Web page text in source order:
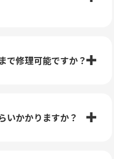
で修理可能ですか？
いかかりますか？